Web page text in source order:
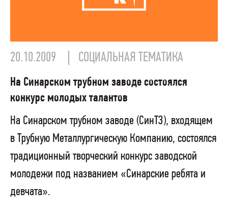
20.10.2009 СОЦИАЛЬНАЯ ТЕМАТИКА
На Синарском трубном заводе состоялся
конкурс молодых талантов
На Синарском трубном заводе (СинТЗ), входящем
в Трубную Металлургическую Компанию, состоялся
традиционный творческий конкурс заводской
молодежи под названием «Синарские ребята и
девчата».